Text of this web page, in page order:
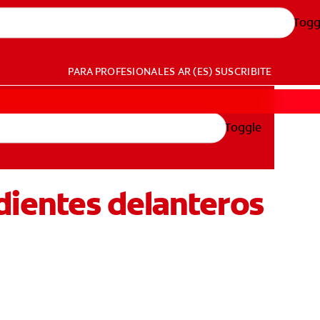
PARA PROFESIONALES AR (ES) SUSCRIBITE
Toggle
delanteros